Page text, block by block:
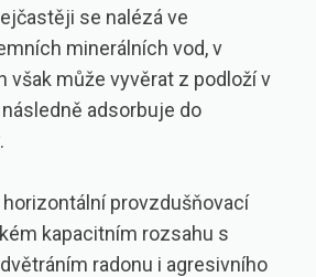
se nalézá ve
minerálních vod, v
však může vyvěrat z podloží v
adsorbuje do
horizontální provzdušňovací
kapacitním rozsahu s
radonu i agresivního